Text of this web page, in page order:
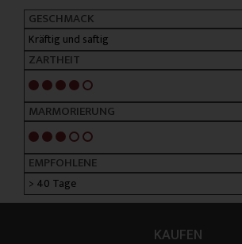
GESCHMACK
Kräftig und saftig
ZARTHEIT
4/5
MARMORIERUNG
3/5
EMPFOHLENE
> 40 Tage
KAUFEN